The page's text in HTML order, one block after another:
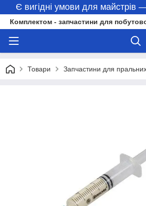
Є вигідні умови для майстрів
Комплектом - запчастини для
Товари Запчастини для